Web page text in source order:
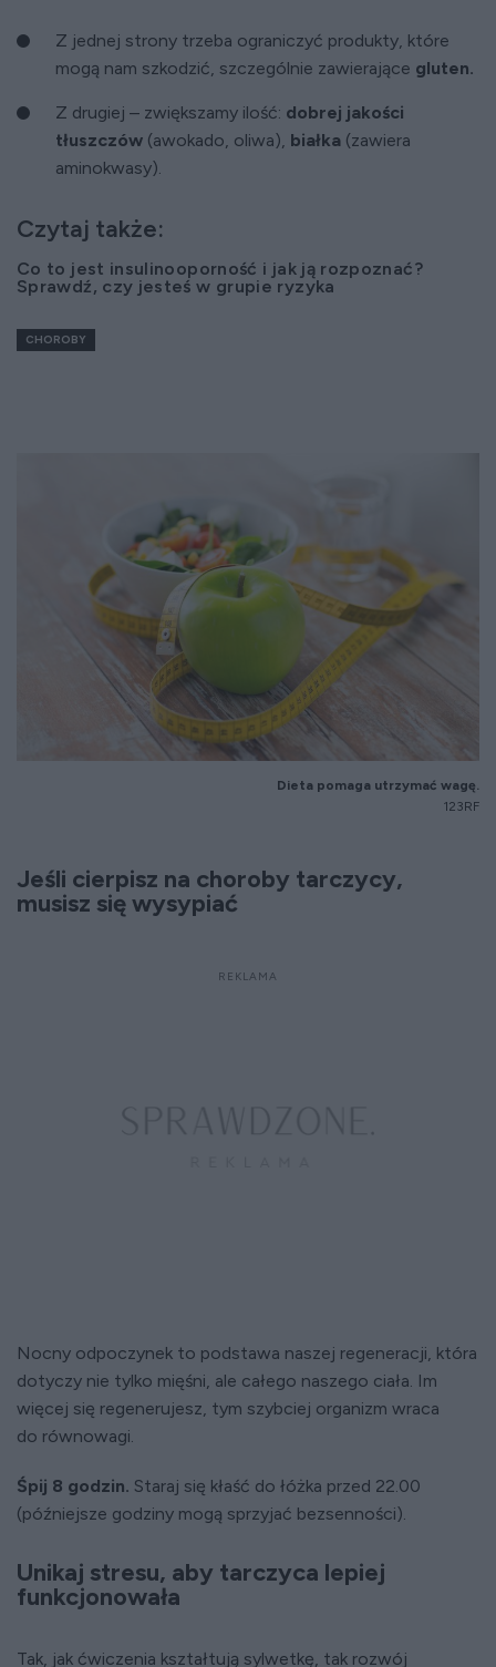
Z jednej strony trzeba ograniczyć produkty, które
mogą nam szkodzić, szczególnie zawierające gluten.
Z drugiej – zwiększamy ilość: dobrej jakości
tłuszczów (awokado, oliwa), białka (zawiera
aminokwasy).
Czytaj także:
Co to jest insulinooporność i jak ją rozpoznać?
Sprawdź, czy jesteś w grupie ryzyka
CHOROBY
Dieta pomaga utrzymać wagę.
123RF
Jeśli cierpisz na choroby tarczycy,
musisz się wysypiać
Nocny odpoczynek to podstawa naszej regeneracji, która
dotyczy nie tylko mięśni, ale całego naszego ciała. Im
więcej się regenerujesz, tym szybciej organizm wraca
do równowagi.
Śpij 8 godzin. Staraj się kłaść do łóżka przed 22.00
(późniejsze godziny mogą sprzyjać bezsenności).
Unikaj stresu, aby tarczyca lepiej
funkcjonowała
Tak, jak ćwiczenia kształtują sylwetkę, tak rozwój